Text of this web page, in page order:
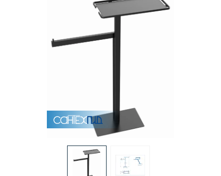
Кухонные мойки
Раковины
Аксессуары для ванных комнат